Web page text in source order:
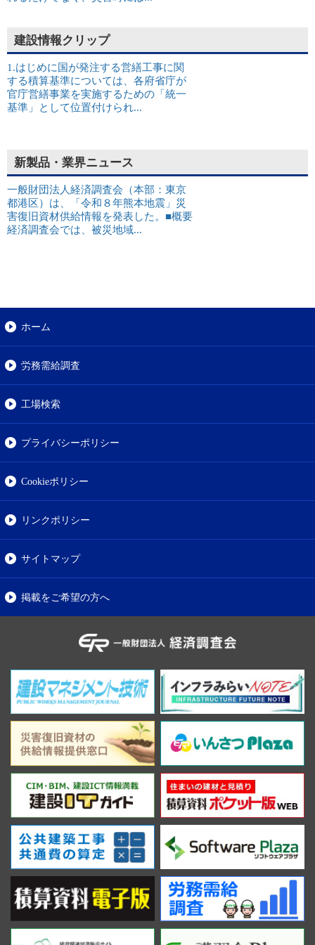
建設情報クリップ
1.はじめに国が発注する営繕工事に関
する積算基準については、各府省庁が
官庁営繕事業を実施するための「統一
基準」として位置付けられ...
新製品・業界ニュース
一般財団法人経済調査会（本部：東京
都港区）は、「令和８年熊本地震」災
害復旧資材供給情報を発表した。■概要
経済調査会では、被災地域...
ホーム
労務需給調査
工場検索
プライバシーポリシー
Cookieポリシー
リンクポリシー
サイトマップ
掲載をご希望の方へ